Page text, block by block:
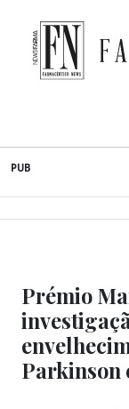
to
content
Farmacêutico
PUB
Prémio
Parkinson